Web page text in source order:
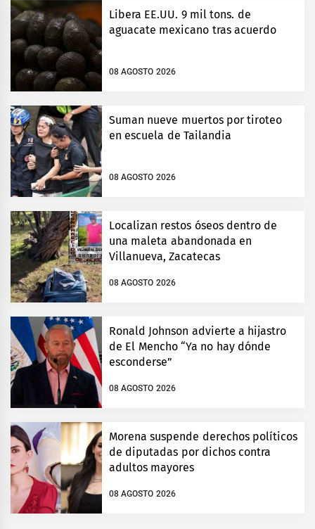
Libera EE.UU. 9 mil tons. de
aguacate mexicano tras acuerdo
08 AGOSTO 2026
Suman nueve muertos por tiroteo
en escuela de Tailandia
08 AGOSTO 2026
Localizan restos óseos dentro de
una maleta abandonada en
Villanueva, Zacatecas
08 AGOSTO 2026
Ronald Johnson advierte a hijastro
de El Mencho “Ya no hay dónde
esconderse”
08 AGOSTO 2026
Morena suspende derechos políticos
de diputadas por dichos contra
adultos mayores
08 AGOSTO 2026